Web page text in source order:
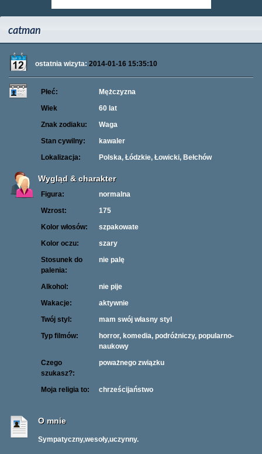
catman
ostatnia wizyta: 2014-01-16 15:35:10
Płeć:
Mężczyzna
Wiek
60 lat
Znak zodiaku:
Waga
Stan cywilny:
kawaler
Lokalizacja:
Polska, Łódzkie, Łowicki, Bełchów
Wygląd & charakter
Figura:
normalna
Wzrost:
175
Kolor włosów:
szpakowate
Kolor oczu:
szary
Stosunek do
palenia:
nie palę
Alkohol:
nie pije
Wakacje:
aktywnie
Twój styl:
mam swój własny styl
Typ filmów:
horror, komedia, podróżniczy, popularno-
naukowy
Czego
szukasz?:
poważnego związku
Moja religia to: chrześcijaństwo
O mnie
Sympatyczny,wesoły,uczynny.